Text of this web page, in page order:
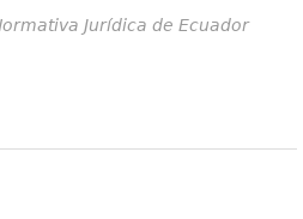
Jurídica de Ecuador